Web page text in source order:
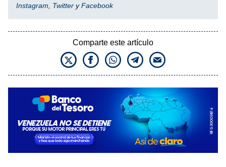
Instagram, Twitter yFacebook
Comparte este artículo